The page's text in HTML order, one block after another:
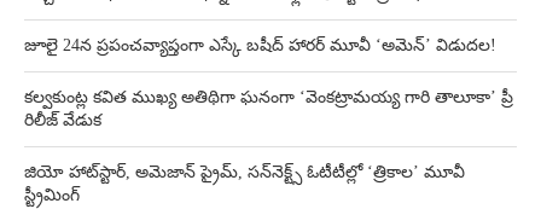
జూలై 24న ప్రపంచవ్యాప్తంగా ఎస్కే బషీద్‌ హారర్ మూవీ ‘అమెన్’ విడుదల!
కల్వకుంట్ల కవిత ముఖ్య అతిథిగా ఘనంగా ‘వెంకట్రామయ్య గారి తాలూకా’ ప్రీ
రిలీజ్ వేడుక
జియో హాట్‌స్టార్, అమెజాన్ ప్రైమ్, సన్‌నెక్ట్స్ ఓటీటీల్లో ‘త్రికాల’ మూవీ
స్ట్రీమింగ్